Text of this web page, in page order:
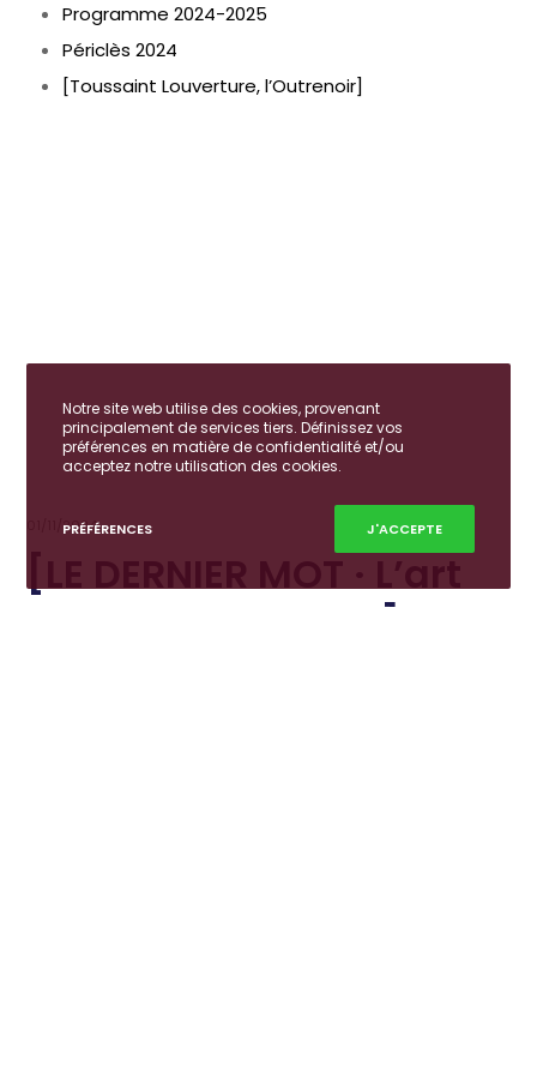
Programme 2024-2025
Périclès 2024
[Toussaint Louverture, l’Outrenoir]
01/11/2024
[LE DERNIER MOT · L’art
de l’éloge funèbre]
Notre site web utilise des cookies, provenant
principalement de services tiers. Définissez vos
préférences en matière de confidentialité et/ou
acceptez notre utilisation des cookies.
PRÉFÉRENCES J'ACCEPTE